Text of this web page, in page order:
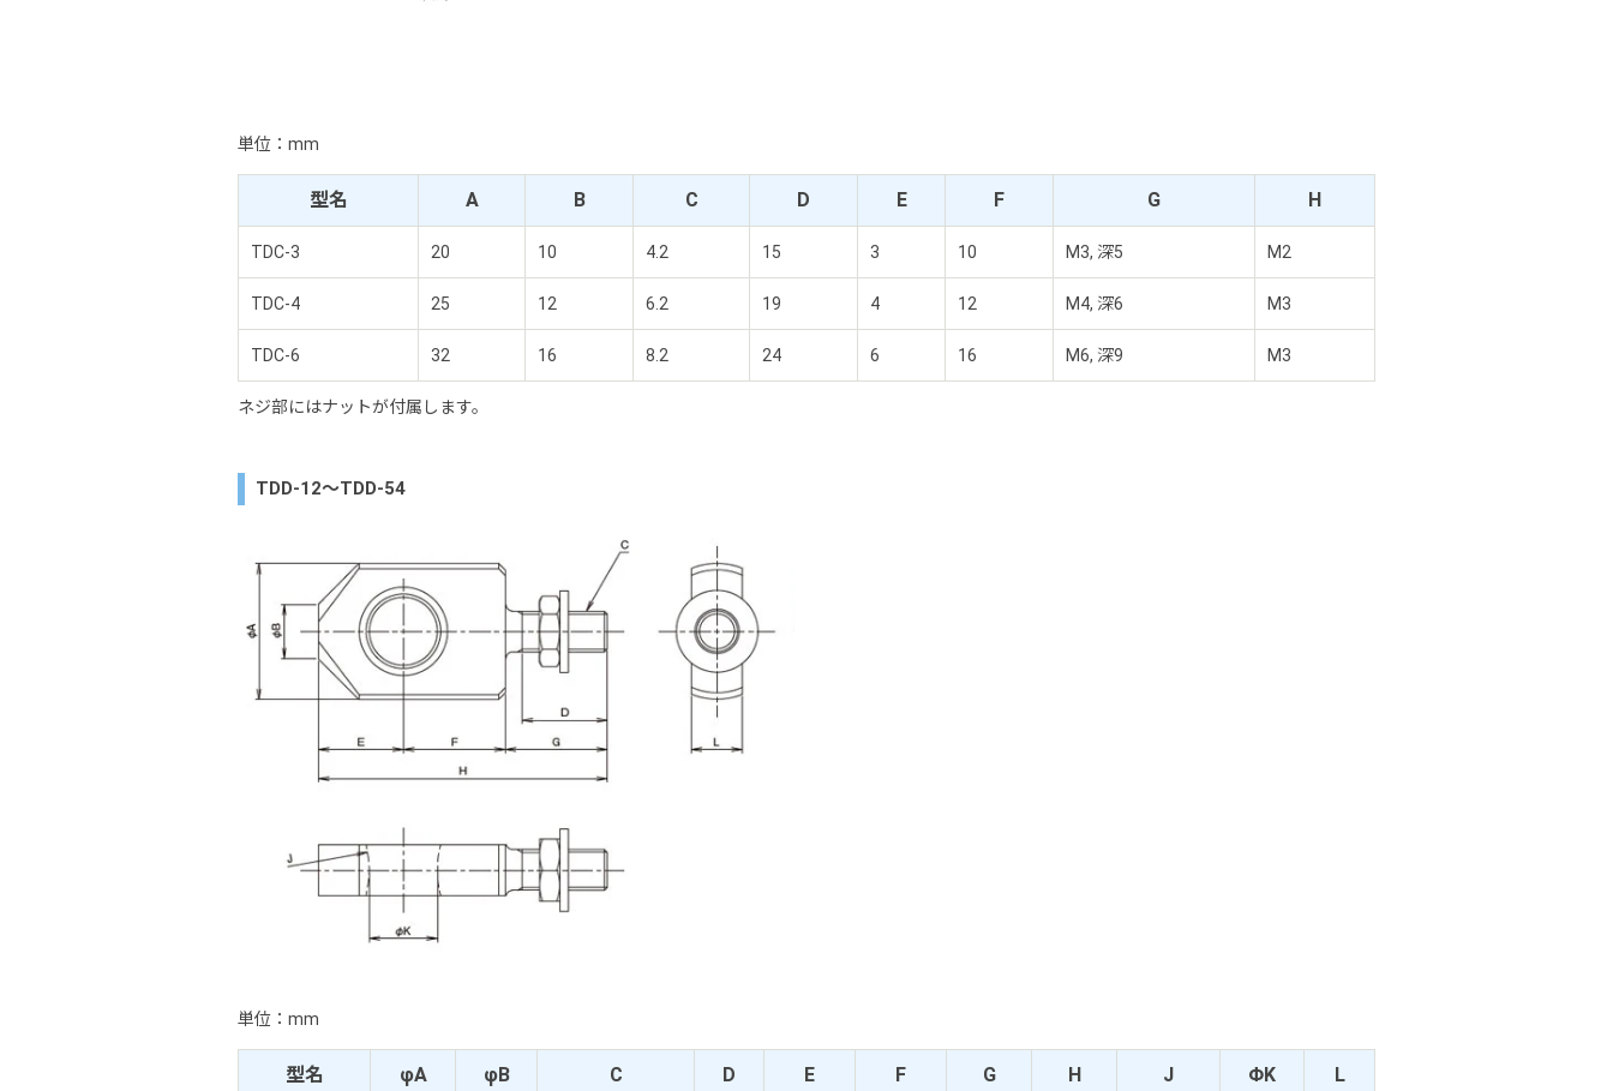
単位：mm
型名 A B C D E F G H
TDC-3 20 10 4.2 15 3 10 M3, 深5 M2
TDC-4 25 12 6.2 19 4 12 M4, 深6 M3
TDC-6 32 16 8.2 24 6 16 M6, 深9 M3
ネジ部にはナットが付属します。
TDD-12～TDD-54
単位：mm
型名 φA φB C D E F G H J ΦK L